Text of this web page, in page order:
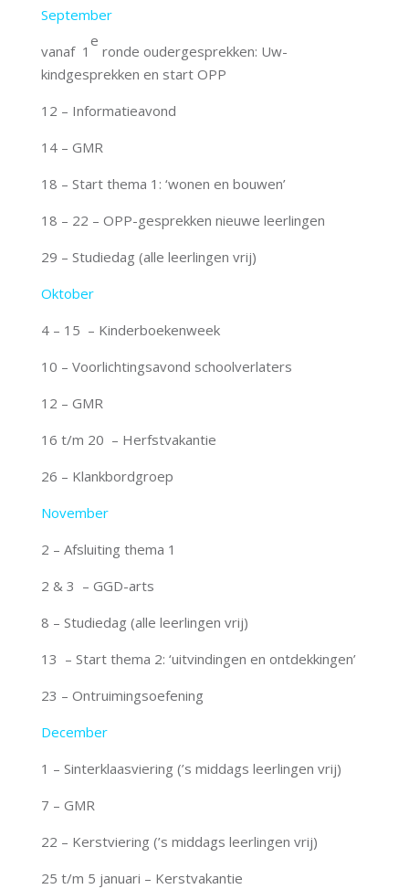
September
vanaf 1
e
ronde oudergesprekken: Uw-
kindgesprekken en start OPP
12 – Informatieavond
14 – GMR
18 – Start thema 1: ‘wonen en bouwen’
18 – 22 – OPP-gesprekken nieuwe leerlingen
29 – Studiedag (alle leerlingen vrij)
Oktober
4 – 15 – Kinderboekenweek
10 – Voorlichtingsavond schoolverlaters
12 – GMR
16 t/m 20 – Herfstvakantie
26 – Klankbordgroep
November
2 – Afsluiting thema 1
2 & 3 – GGD-arts
8 – Studiedag (alle leerlingen vrij)
13 – Start thema 2: ‘uitvindingen en ontdekkingen’
23 – Ontruimingsoefening
December
1 – Sinterklaasviering (’s middags leerlingen vrij)
7 – GMR
22 – Kerstviering (’s middags leerlingen vrij)
25 t/m 5 januari – Kerstvakantie